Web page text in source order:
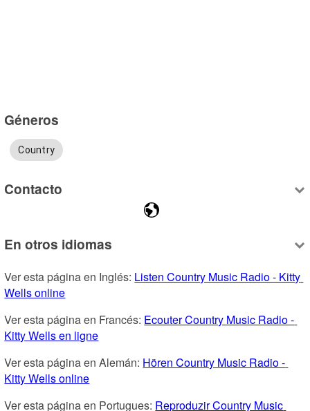
Géneros
Country
Contacto
En otros idiomas
Ver esta página en Inglés: Listen Country Music Radio - Kitty
Wells online
Ver esta página en Francés: Ecouter Country Music Radio -
Kitty Wells en ligne
Ver esta página en Alemán: Hören Country Music Radio -
Kitty Wells online
Ver esta página en Portugues: Reproduzir Country Music